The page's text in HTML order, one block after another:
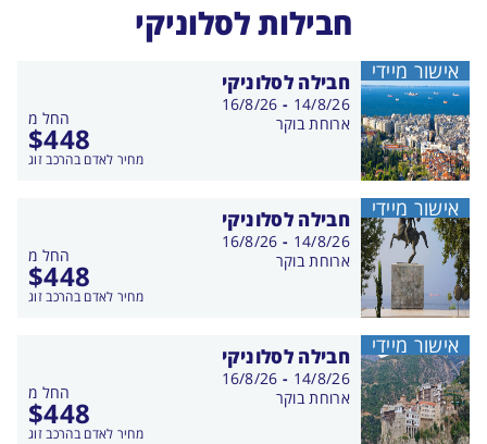
חבילות לסלוניקי
חבילה לסלוניקי
החל מ
$448
מחיר לאדם בהרכב זוג
בין
התאריכים,
14/8/26
-
16/8/26
ארוחת בוקר
אישור מיידי
חבילה לסלוניקי
החל מ
$448
מחיר לאדם בהרכב זוג
בין
התאריכים,
14/8/26
-
16/8/26
ארוחת בוקר
אישור מיידי
חבילה לסלוניקי
החל מ
$448
מחיר לאדם בהרכב זוג
בין
התאריכים,
14/8/26
-
16/8/26
ארוחת בוקר
אישור מיידי